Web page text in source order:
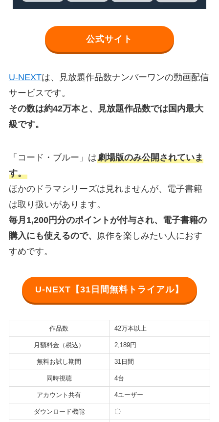
公式サイト
U-NEXTは、見放題作品数ナンバーワンの動画配信
サービスです。
その数は約42万本と、見放題作品数では国内最大
級です。
「コード・ブルー」は劇場版のみ公開されていま
す。
ほかのドラマシリーズは見れませんが、電子書籍
は取り扱いがあります。
毎月1,200円分のポイントが付与され、電子書籍の
購入にも使えるので、
原作を楽しみたい人におす
すめです。
U-NEXT【31日間無料トライアル】
作品数 42万本以上
月額料金（税込） 2,189円
無料お試し期間 31日間
同時視聴 4台
アカウント共有 4ユーザー
ダウンロード機能 〇